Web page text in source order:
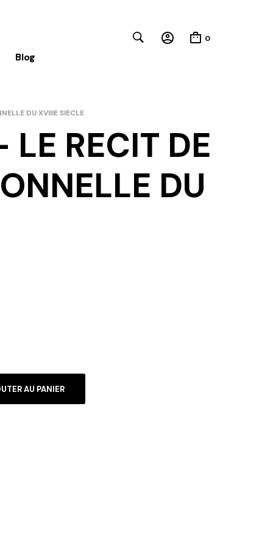
Blog
0
DU XVIIIE SIECLE
RECIT DE
DU
AU PANIER